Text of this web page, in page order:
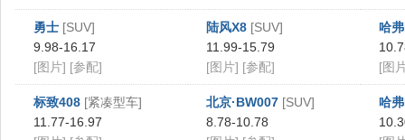
勇士 [SUV]
9.98-16.17
[图片] [参配]
陆风X8 [SUV]
11.99-15.79
[图片] [参配]
哈
[图
标致408 [紧凑型车]
11.77-16.97
北京·BW007 [SUV]
8.78-10.78
哈